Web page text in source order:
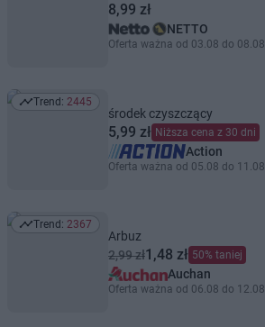
8,99 zł
NETTO
Oferta ważna od 03.08 do 08.08
Trend: 2445
Trend: 2445
środek czyszczący
5,99 zł Niższa cena z 30 dni
Action
Oferta ważna od 05.08 do 11.08
Trend: 2367
Trend: 2367
Arbuz
2,99 zł1,48 zł 50% taniej
Auchan
Oferta ważna od 06.08 do 12.08